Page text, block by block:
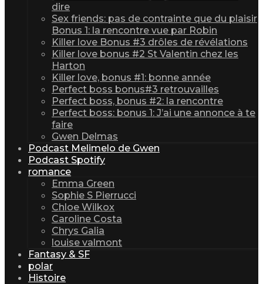
dire
Sex friends: pas de contrainte que du plaisir
Bonus 1: la rencontre vue par Robin
Killer love Bonus #3 drôles de révélations
Killer love bonus #2 St Valentin chez les
Harton
Killer love, bonus #1: bonne année
Perfect boss bonus#3 retrouvailles
Perfect boss, bonus #2: la rencontre
Perfect boss: bonus 1: J’ai une annonce à te
faire
Gwen Delmas
Podcast Melimelo de Gwen
Podcast Spotify
romance
Emma Green
Sophie S Pierrucci
Chloe Wilkox
Caroline Costa
Chrys Galia
louise valmont
Fantasy & SF
polar
Histoire